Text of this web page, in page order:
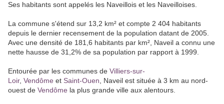
Ses habitants sont appelés les Naveillois et les Naveilloises.
La commune s'étend sur 13,2 km² et compte 2 404 habitants
depuis le dernier recensement de la population datant de 2005.
Avec une densité de 181,6 habitants par km², Naveil a connu une
nette hausse de 31,2% de sa population par rapport à 1999.
Entourée par les communes de Villiers-sur-
Loir, Vendôme et Saint-Ouen , Naveil est située à 3 km au nord-
ouest de Vendôme la plus grande ville aux alentours.